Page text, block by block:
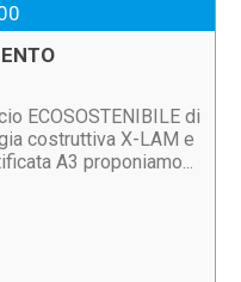
ECOSOSTENIBILE di
costruttiva X-LAM e
A3 proponiamo...